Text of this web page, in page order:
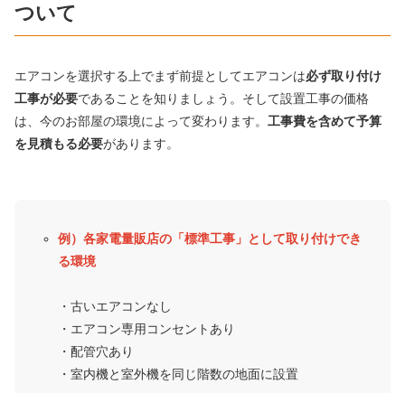
ついて
エアコンを選択する上でまず前提としてエアコンは必ず取り付け
工事が必要であることを知りましょう。そして設置工事の価格
は、今のお部屋の環境によって変わります。 工事費を含めて予算
を見積もる必要があります。
例）各家電量販店の「標準工事」として取り付けでき
る環境
・古いエアコンなし
・エアコン専用コンセントあり
・配管穴あり
・室内機と室外機を同じ階数の地面に設置